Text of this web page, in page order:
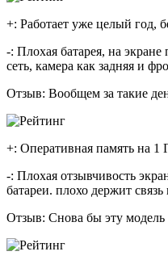
+: Работает уже целый год,
-: Плохая батарея, на экране
сеть, камера как задняя и
Отзыв: Вообщем за такие
+: Оперативная память на 1
-: Плохая отзывчивость
батареи. плохо держит связь
Отзыв: Снова бы эту модель